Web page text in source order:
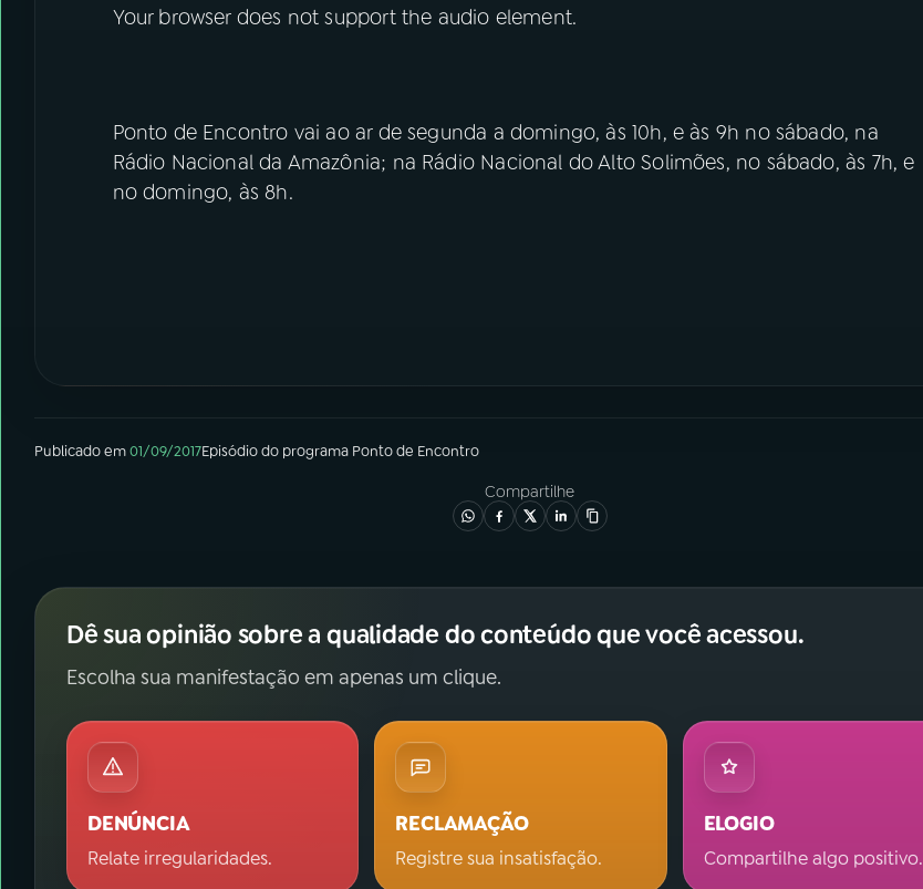
Your browser does not support the audio element.
Ponto de Encontro vai ao ar de segunda a domingo, às 10h, e às 9h no sábado, na
Rádio Nacional da Amazônia; na Rádio Nacional do Alto Solimões, no sábado, às 7h, e
no domingo, às 8h.
Publicado em01/09/2017Episódiodo programa Ponto de Encontro
Compartilhe
Dê sua opinião sobre a qualidade do conteúdo que você acessou.
Escolha sua manifestação em apenas um clique.
DENÚNCIA
Relate irregularidades.
RECLAMAÇÃO
Registre sua insatisfação.
ELOGIO
Compartilhe algo positivo.